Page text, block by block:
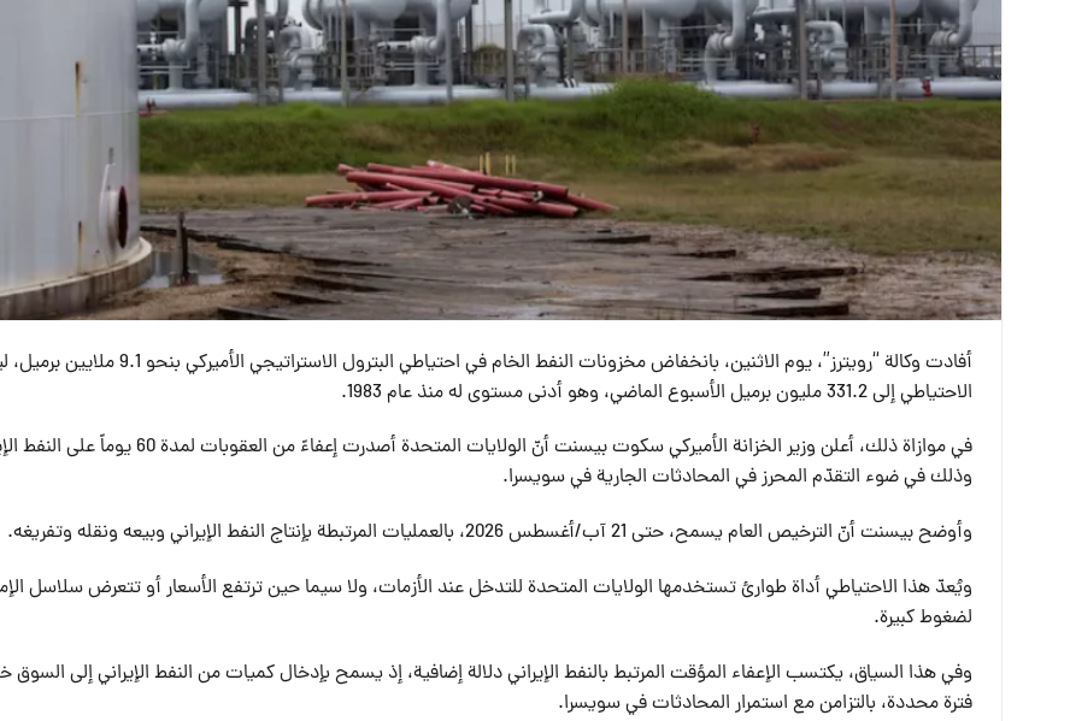
أفادت وكالة “رويترز”، يوم الاثنين، بانخفاض مخزونات النفط الخام في احتياطي البترول الاستراتيجي
الاحتياطي إلى 331.2 مليون برميل الأسبوع الماضي، وهو أدنى مستوى له منذ عام 1983.
في موازاة ذلك، أعلن وزير الخزانة الأميركي سكوت بيسنت أنّ الولايات المتحدة أصدرت إعفاءً من
وذلك في ضوء التقدّم المحرز في المحادثات الجارية في سويسرا.
وأوضح بيسنت أنّ الترخيص العام يسمح، حتى 21 آب/أغسطس 2026، بالعمليات المرتبطة بإنتاج النفط الإيراني وبيعه ونقله وتفريغه.
ويُعدّ هذا الاحتياطي أداة طوارئ تستخدمها الولايات المتحدة للتدخل عند الأزمات، ولا سيما حين ترتفع الأسعار أو تتعرض سلاسل
لضغوط كبيرة.
وفي هذا السياق، يكتسب الإعفاء المؤقت المرتبط بالنفط الإيراني دلالة إضافية، إذ يسمح بإدخال كميات من النفط الإيراني إلى السوق
فترة محددة، بالتزامن مع استمرار المحادثات في سويسرا.